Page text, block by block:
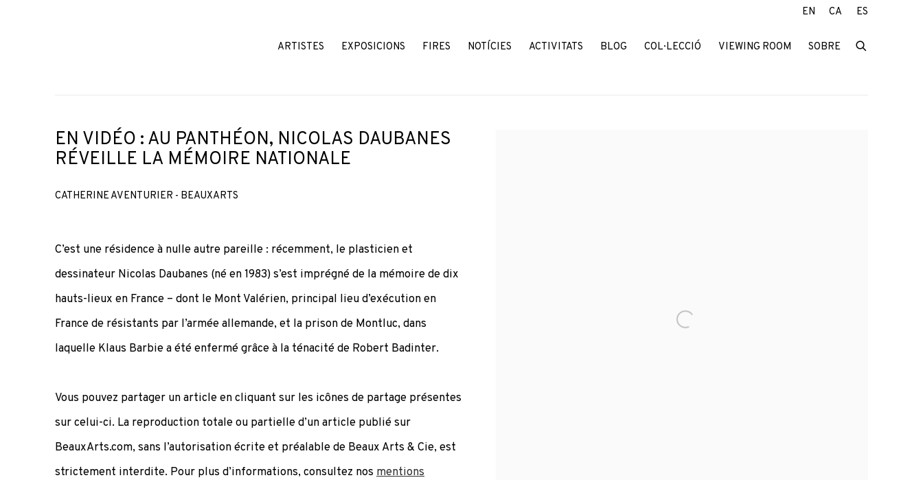
ARTISTES EXPOSICIONS FIRES NOTÍCIES ACTIVITATS BLOG COL·LECCIÓ VIEWING ROOM SOBRE
EN CA ES
EN VIDÉO : AU PANTHÉON, NICOLAS DAUBANES
RÉVEILLE LA MÉMOIRE NATIONALE
CATHERINE AVENTURIER - BEAUXARTS
C’est une résidence à nulle autre pareille : récemment, le plasticien et
dessinateur Nicolas Daubanes (né en 1983) s’est imprégné de la mémoire de dix
hauts-lieux en France – dont le Mont Valérien, principal lieu d’exécution en
France de résistants par l’armée allemande, et la prison de Montluc, dans
laquelle Klaus Barbie a été enfermé grâce à la ténacité de Robert Badinter.
Vous pouvez partager un article en cliquant sur les icônes de partage présentes
sur celui-ci. La reproduction totale ou partielle d’un article publié sur
BeauxArts.com, sans l’autorisation écrite et préalable de Beaux Arts & Cie, est
strictement interdite. Pour plus d’informations, consultez nos mentions